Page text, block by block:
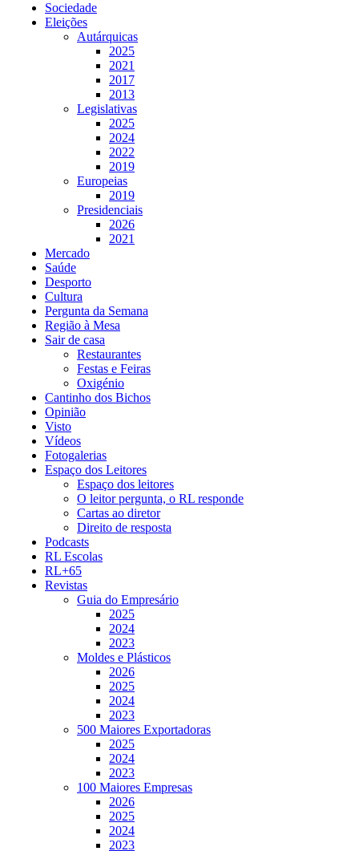
Sociedade
Eleições
Autárquicas
2025
2021
2017
2013
Legislativas
2025
2024
2022
2019
Europeias
2019
Presidenciais
2026
2021
Mercado
Saúde
Desporto
Cultura
Pergunta da Semana
Região à Mesa
Sair de casa
Restaurantes
Festas e Feiras
Oxigénio
Cantinho dos Bichos
Opinião
Visto
Vídeos
Fotogalerias
Espaço dos Leitores
Espaço dos leitores
O leitor pergunta, o RL responde
Cartas ao diretor
Direito de resposta
Podcasts
RL Escolas
RL+65
Revistas
Guia do Empresário
2025
2024
2023
Moldes e Plásticos
2026
2025
2024
2023
500 Maiores Exportadoras
2025
2024
2023
100 Maiores Empresas
2026
2025
2024
2023